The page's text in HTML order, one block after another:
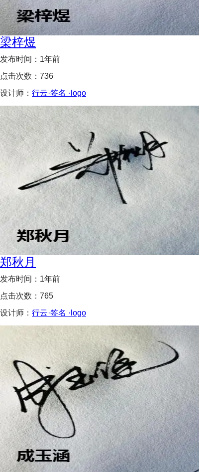
梁梓煜
发布时间： 1年前
点击次数： 736
设计师： 行云·签名 ·logo
郑秋月
发布时间： 1年前
点击次数： 765
设计师： 行云·签名 ·logo